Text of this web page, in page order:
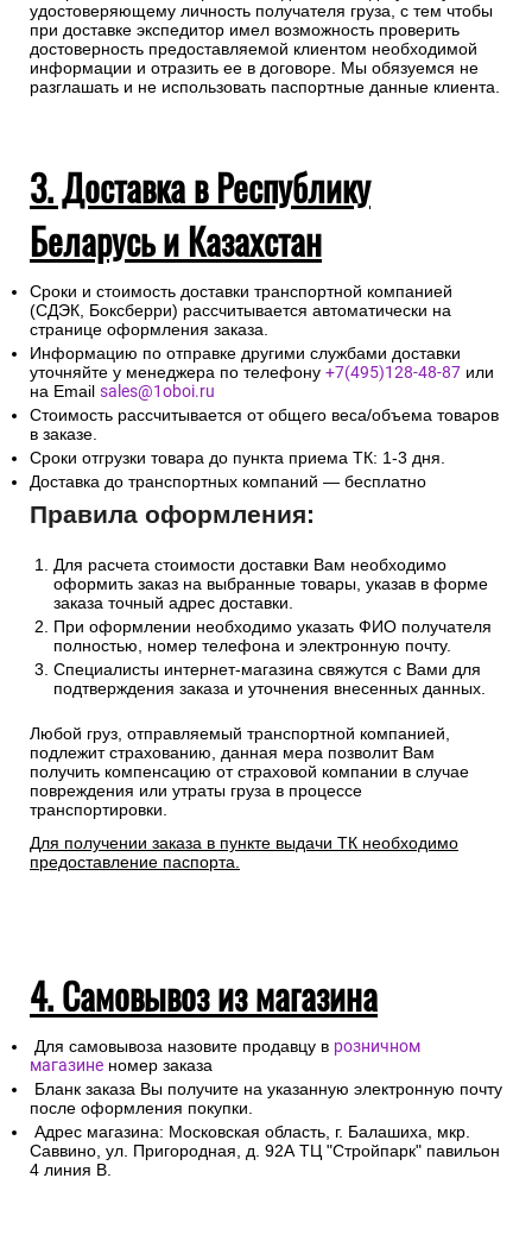
удостоверяющему личность получателя груза, с тем чтобы
при доставке экспедитор имел возможность проверить
достоверность предоставляемой клиентом необходимой
информации и отразить ее в договоре. Мы обязуемся не
разглашать и не использовать паспортные данные клиента.
3. Доставка в Республику
Беларусь и Казахстан
Сроки и стоимость доставки транспортной компанией
(СДЭК, Боксберри) рассчитывается автоматически на
странице оформления заказа.
Информацию по отправке другими службами доставки
уточняйте у менеджера по телефону +7(495)128-48-87 или
на Email sales@1oboi.ru
Стоимость рассчитывается от общего веса/объема товаров
в заказе.
Сроки отгрузки товара до пункта приема ТК: 1-3 дня.
Доставка до транспортных компаний — бесплатно
Правила оформления:
Для расчета стоимости доставки Вам необходимо
оформить заказ на выбранные товары, указав в форме
заказа точный адрес доставки.
При оформлении необходимо указать ФИО получателя
полностью, номер телефона и электронную почту.
Специалисты интернет-магазина свяжутся с Вами для
подтверждения заказа и уточнения внесенных данных.
Любой груз, отправляемый транспортной компанией,
подлежит страхованию, данная мера позволит Вам
получить компенсацию от страховой компании в случае
повреждения или утраты груза в процессе
транспортировки.
Для получении заказа в пункте выдачи ТК необходимо
предоставление паспорта.
4. Самовывоз из магазина
Для самовывоза назовите продавцу в розничном
магазине номер заказа
Бланк заказа Вы получите на указанную электронную почту
после оформления покупки.
Адрес магазина: Московская область, г. Балашиха, мкр.
Саввино, ул. Пригородная, д. 92А ТЦ "Стройпарк" павильон
4 линия В.